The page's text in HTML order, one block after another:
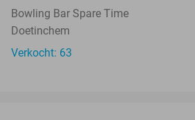
Bowling Bar Spare Time
Doetinchem
Verkocht: 63